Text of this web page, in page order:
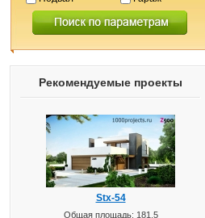
Рекомендуемые проекты
Stx-54
Общая площадь: 181.5